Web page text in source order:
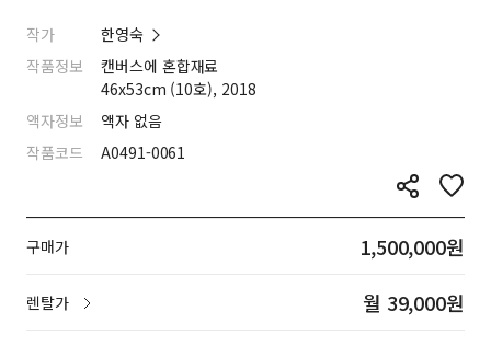
작가
한영숙
작품정보
캔버스에 혼합재료
46x53cm (10호), 2018
액자정보
액자 없음
작품코드
A0491-0061
구매가 1,500,000원
렌탈가 월 39,000원